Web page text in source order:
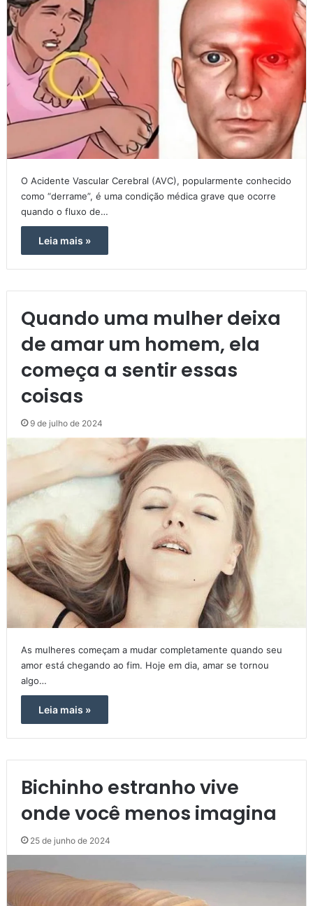
O Acidente Vascular Cerebral (AVC), popularmente conhecido
como “derrame”, é uma condição médica grave que ocorre
quando o fluxo de…
Leia mais »
Quando uma mulher deixa
de amar um homem, ela
começa a sentir essas
coisas
9 de julho de 2024
As mulheres começam a mudar completamente quando seu
amor está chegando ao fim. Hoje em dia, amar se tornou
algo…
Leia mais »
Bichinho estranho vive
onde você menos imagina
25 de junho de 2024